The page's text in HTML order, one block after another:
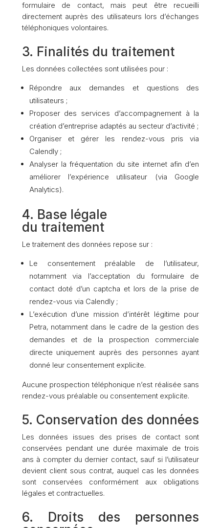
formulaire de contact, mais peut être recueilli
directement auprès des utilisateurs lors d’échanges
téléphoniques volontaires.
3. Finalités du traitement
Les données collectées sont utilisées pour :
Répondre aux demandes et questions des
utilisateurs ;
Proposer des services d’accompagnement à la
création d’entreprise adaptés au secteur d’activité ;
Organiser et gérer les rendez-vous pris via
Calendly ;
Analyser la fréquentation du site internet afin d’en
améliorer l’expérience utilisateur (via Google
Analytics).
4. Base légale
du traitement
Le traitement des données repose sur :
Le consentement préalable de l’utilisateur,
notamment via l’acceptation du formulaire de
contact doté d’un captcha et lors de la prise de
rendez-vous via Calendly ;
L’exécution d’une mission d’intérêt légitime pour
Petra, notamment dans le cadre de la gestion des
demandes et de la prospection commerciale
directe uniquement auprès des personnes ayant
donné leur consentement explicite.
Aucune prospection téléphonique n’est réalisée sans
rendez-vous préalable ou consentement explicite.
5. Conservation des données
Les données issues des prises de contact sont
conservées pendant une durée maximale de trois
ans à compter du dernier contact, sauf si l’utilisateur
devient client sous contrat, auquel cas les données
sont conservées conformément aux obligations
légales et contractuelles.
6. Droits des personnes